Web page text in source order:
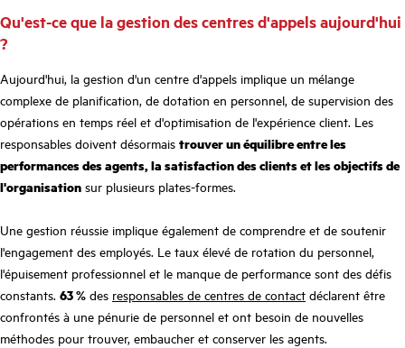
Qu'est-ce que la gestion des centres d'appels aujourd'hui
?
Aujourd'hui, la gestion d'un centre d'appels implique un mélange
complexe de planification, de dotation en personnel, de supervision des
opérations en temps réel et d'optimisation de l'expérience client. Les
responsables doivent désormais trouver un équilibre entre les
performances des agents, la satisfaction des clients et les objectifs de
l'organisation sur plusieurs plates-formes.
Une gestion réussie implique également de comprendre et de soutenir
l'engagement des employés. Le taux élevé de rotation du personnel,
l'épuisement professionnel et le manque de performance sont des défis
constants. 63 % des responsables de centres de contact déclarent être
confrontés à une pénurie de personnel et ont besoin de nouvelles
méthodes pour trouver, embaucher et conserver les agents.